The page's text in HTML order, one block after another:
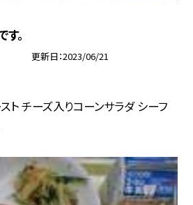
。
更新日 2023/06/21
スト チーズ入りコーンサラダ シーフ